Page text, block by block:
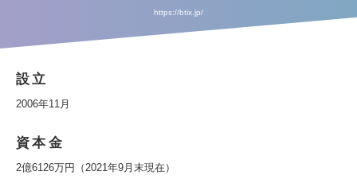
https://btix.jp/
設立
2006年11月
資本金
2億6126万円（2021年9月末現在）